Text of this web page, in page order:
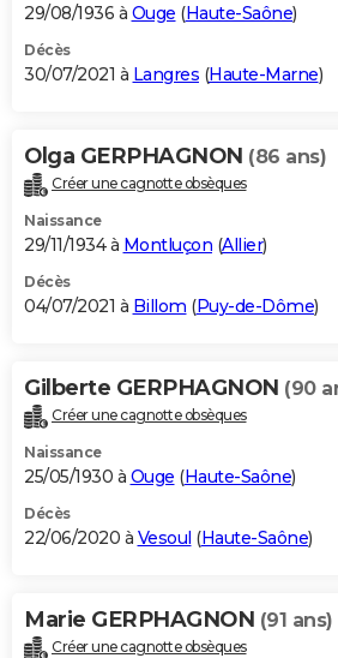
29/08/1936 à Ouge (Haute-Saône)
Décès
30/07/2021 à Langres (Haute-Marne)
Olga GERPHAGNON (86 ans)
Créer une cagnotte obsèques
Naissance
29/11/1934 à Montluçon (Allier)
Décès
04/07/2021 à Billom (Puy-de-Dôme)
Gilberte GERPHAGNON (90
Créer une cagnotte obsèques
Naissance
25/05/1930 à Ouge (Haute-Saône)
Décès
22/06/2020 à Vesoul (Haute-Saône)
Marie GERPHAGNON (91 ans)
Créer une cagnotte obsèques